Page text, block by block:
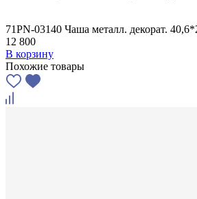
71PN-03140 Чаша металл. декорат.
12 800
В корзину
Похожие товары